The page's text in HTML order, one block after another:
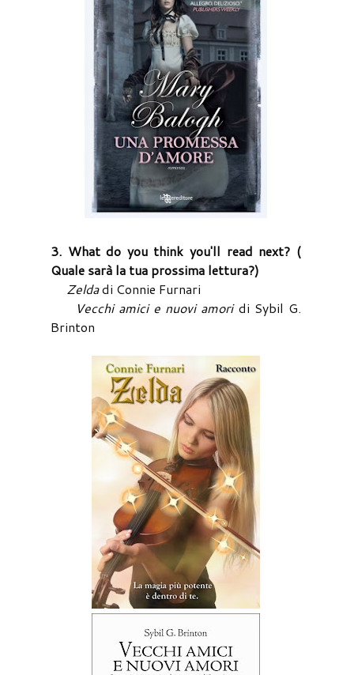
3. What do you think you'll read next? (
Quale sarà la tua prossima lettura?)
Zeldadi Connie Furnari
Vecchi amici e nuovi amoridi Sybil G.
Brinton